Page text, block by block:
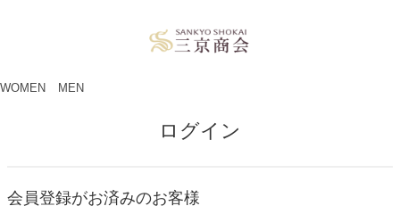
WOMEN MEN
ログイン
会員登録がお済みのお客様